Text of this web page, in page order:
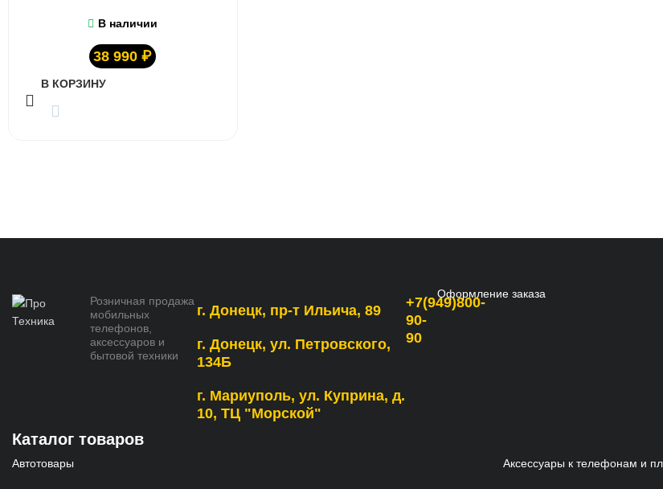
В наличии
38 990₽
В КОРЗИНУ
Розничная продажа
мобильных
телефонов,
аксессуаров и
бытовой техники
г. Донецк, пр-т Ильича, 89
г. Донецк, ул. Петровского,
134Б
г. Мариуполь, ул. Куприна, д.
10, ТЦ "Морской"
+7(949)800-
90-
90
Оформление заказа
Каталог товаров
Автотовары Аксессуары к телефонам и